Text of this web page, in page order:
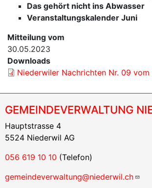
Das gehört nicht ins Abwasser
Veranstaltungskalender Juni
Mitteilung vom
30.05.2023
Downloads
Niederwiler Nachrichten Nr. 09
GEMEINDEVERWALTUNG
Hauptstrasse 4
5524 Niederwil AG
056 619 10 10 (Telefon)
gemeindeverwaltung@niederwil.ch